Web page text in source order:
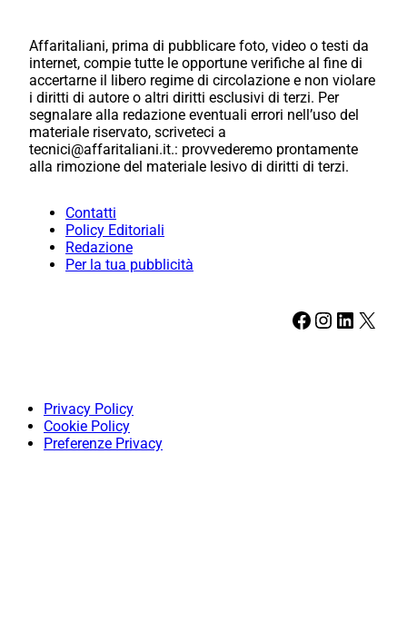
Affaritaliani, prima di pubblicare foto, video o testi da
internet, compie tutte le opportune verifiche al fine di
accertarne il libero regime di circolazione e non violare
i diritti di autore o altri diritti esclusivi di terzi. Per
segnalare alla redazione eventuali errori nell’uso del
materiale riservato, scriveteci a
tecnici@affaritaliani.it.: provvederemo prontamente
alla rimozione del materiale lesivo di diritti di terzi.
Contatti
Policy Editoriali
Redazione
Per la tua pubblicità
Facebook Instagram LinkedIn X
Privacy Policy
Cookie Policy
Preferenze Privacy